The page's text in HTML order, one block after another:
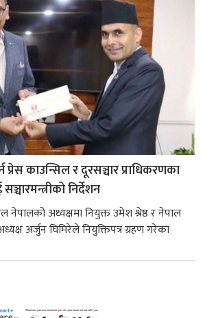
काउन्सिल र दूरसञ्चार प्राधिकरणका
निर्देशन
नेपालको अध्यक्षमा नियुक्त उमेश श्रेष्ठ र नेपाल
अर्जुन घिमिरेले नियुक्तिपत्र ग्रहण गरेका